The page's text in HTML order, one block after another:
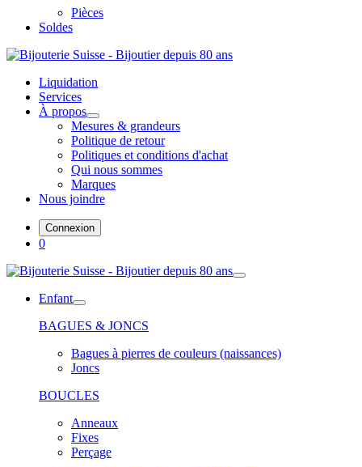
Pièces
Soldes
Liquidation
Services
À propos
Mesures & grandeurs
Politique de retour
Politiques et conditions d'achat
Qui nous sommes
Marques
Nous joindre
Connexion
0
Enfant
BAGUES & JONCS
Bagues à pierres de couleurs (naissances)
Joncs
BOUCLES
Anneaux
Fixes
Perçage